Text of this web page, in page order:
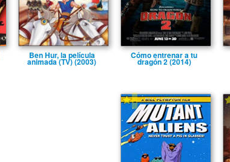
Ben Hur, la pelí­cula
animada (TV) (2003)
Cómo entrenar a tu
dragón 2 (2014)
-